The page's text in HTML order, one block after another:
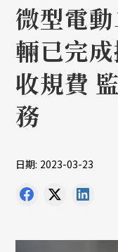
微型電
輛已完
收規費
務
日期: 2023-03-23